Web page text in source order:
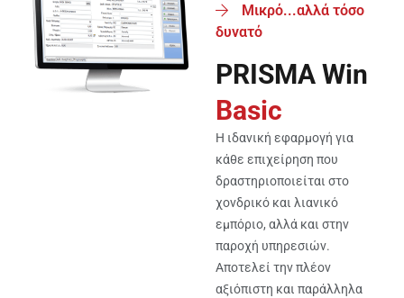
Μικρό...αλλά τόσο
δυνατό
PRISMA Win
Basic
Η ιδανική εφαρμογή για
κάθε επιχείρηση που
δραστηριoποιείται στο
χονδρικό και λιανικό
εμπόριο, αλλά και στην
παροχή υπηρεσιών.
Αποτελεί την πλέον
αξιόπιστη και παράλληλα